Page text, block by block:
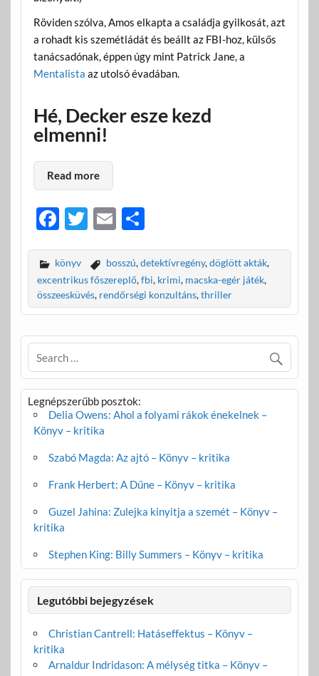
Röviden szólva, Amos elkapta a családja gyilkosát, azt
a rohadt kis szemétládát és beállt az FBI-hoz, külsős
tanácsadónak, éppen úgy mint Patrick Jane, a
Mentalista az utolsó évadában.
Hé, Decker esze kezd
elmenni!
Read more
F
e
b
o
o
k
T
itt
er
E
ail
O
za
m
e
g
könyv bosszú,detektívregény,döglött akták,
excentrikus főszereplő,fbi, krimi, macska-egér játék,
összeesküvés, rendőrségi konzultáns,thriller
Legnépszerűbb posztok:
Delia Owens: Ahol a folyami rákok énekelnek –
Könyv – kritika
Szabó Magda: Az ajtó – Könyv – kritika
Frank Herbert: A Dűne – Könyv – kritika
Guzel Jahina: Zulejka kinyitja a szemét – Könyv –
kritika
Stephen King: Billy Summers – Könyv – kritika
Legutóbbi bejegyzések
Christian Cantrell: Hatáseffektus – Könyv –
kritika
Arnaldur Indridason: A mélység titka – Könyv –